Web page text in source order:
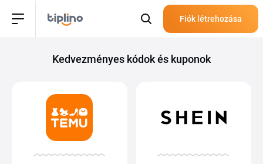
Fiók létrehozása
Kedvezményes kódok és kuponok